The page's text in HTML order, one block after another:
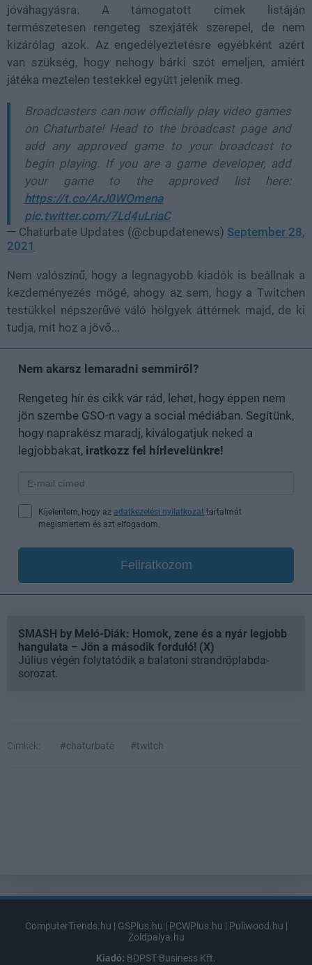
jóváhagyásra. A támogatott címek listáján
természetesen rengeteg szexjáték szerepel, de nem
kizárólag azok. Az engedélyeztetésre egyébként azért
van szükség, hogy nehogy bárki szót emeljen, amiért
játéka meztelen testekkel együtt jelenik meg.
Broadcasters can now officially play video games
on Chaturbate! Head to the broadcast page and
add any approved game to your broadcast to
begin playing. If you are a game developer, add
your game to the approved list here:
https://t.co/ArJ0WOmena
pic.twitter.com/7Ld4uLriaC
— Chaturbate Updates (@cbupdatenews) September 28,
2021
Nem valószínű, hogy a legnagyobb kiadók is beállnak a
kezdeményezés mögé, ahogy az sem, hogy a Twitchen
testükkel népszerűvé váló hölgyek áttérnek majd, de ki
tudja, mit hoz a jövő...
Nem akarsz lemaradni semmiről?
Rengeteg hír és cikk vár rád, lehet, hogy éppen nem
jön szembe GSO-n vagy a social médiában. Segítünk,
hogy naprakész maradj, kiválogatjuk neked a
legjobbakat, iratkozz fel hírlevelünkre!
Kijelentem, hogy az adatkezelési nyilatkozat tartalmát
megismertem és azt elfogadom.
Feliratkozom
SMASH by Meló-Diák: Homok, zene és a nyár legjobb
hangulata – Jön a második forduló! (X)
Július végén folytatódik a balatoni strandröplabda-
sorozat.
Címkék: #chaturbate #twitch
ComputerTrends.hu | GSPlus.hu | PCWPlus.hu | Puliwood.hu |
Zoldpalya.hu
Kiadó: BDPST Business Kft.